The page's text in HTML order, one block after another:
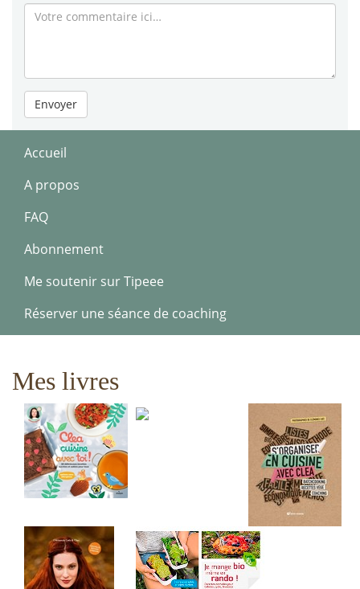
Envoyer
Accueil
A propos
FAQ
Abonnement
Me soutenir sur Tipeee
Réserver une séance de coaching
Mes livres